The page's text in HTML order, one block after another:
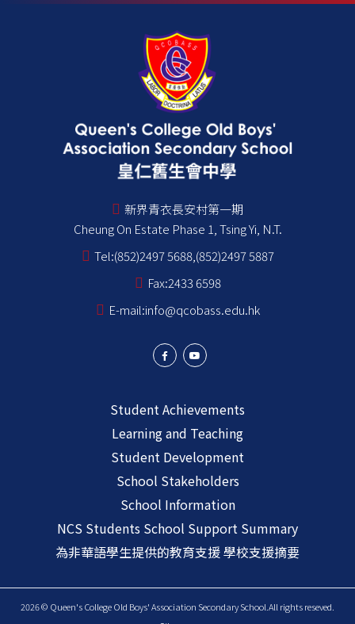
新界青衣長安村第一期
Cheung On Estate Phase 1, Tsing Yi, N.T.
Tel:(852)2497 5688,(852)2497 5887
Fax:2433 6598
E-mail:info@qcobass.edu.hk
Student Achievements
Learning and Teaching
Student Development
School Stakeholders
School Information
NCS Students School Support Summary
為非華語學生提供的教育支援 學校支援摘要
2026 © Queen's College Old Boys' Association Secondary School.All rights reseved.